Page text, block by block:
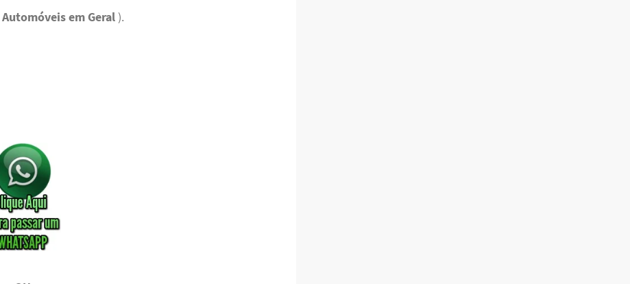
Automóveis em Geral).